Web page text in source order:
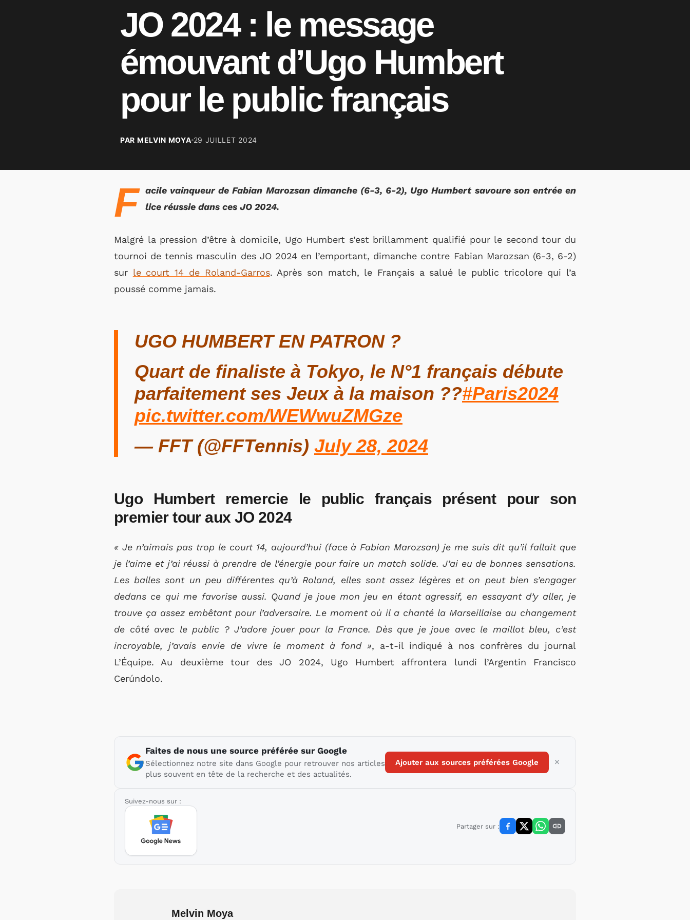
JO 2024 : le message
émouvant d’Ugo Humbert
pour le public français
PAR MELVIN MOYA 29 JUILLET 2024
F acile vainqueur de Fabian Marozsan dimanche (6-3, 6-2), Ugo Humbert savoure son entrée en
lice réussie dans ces JO 2024.
Malgré la pression d’être à domicile, Ugo Humbert s’est brillamment qualifié pour le second tour du
tournoi de tennis masculin des JO 2024 en l’emportant, dimanche contre Fabian Marozsan (6-3, 6-2)
sur le court 14 de Roland-Garros. Après son match, le Français a salué le public tricolore qui l’a
poussé comme jamais.
UGO HUMBERT EN PATRON ?
Quart de finaliste à Tokyo, le N°1 français débute
parfaitement ses Jeux à la maison ??#Paris2024
pic.twitter.com/WEWwuZMGze
— FFT (@FFTennis) July 28, 2024
Ugo Humbert remercie le public français présent pour son
premier tour aux JO 2024
« Je n’aimais pas trop le court 14, aujourd’hui (face à Fabian Marozsan) je me suis dit qu’il fallait que
je l’aime et j’ai réussi à prendre de l’énergie pour faire un match solide. J’ai eu de bonnes sensations.
Les balles sont un peu différentes qu’à Roland, elles sont assez légères et on peut bien s’engager
dedans ce qui me favorise aussi. Quand je joue mon jeu en étant agressif, en essayant d’y aller, je
trouve ça assez embêtant pour l’adversaire. Le moment où il a chanté la Marseillaise au changement
de côté avec le public ? J’adore jouer pour la France. Dès que je joue avec le maillot bleu, c’est
incroyable, j’avais envie de vivre le moment à fond », a-t-il indiqué à nos confrères du journal
L’Équipe. Au deuxième tour des JO 2024, Ugo Humbert affrontera lundi l’Argentin Francisco
Cerúndolo.
Faites de nous une source préférée sur Google
Sélectionnez notre site dans Google pour retrouver nos articles
plus souvent en tête de la recherche et des actualités.
Ajouter aux sources préférées Google
Suivez-nous sur :
Partager sur :
Melvin Moya